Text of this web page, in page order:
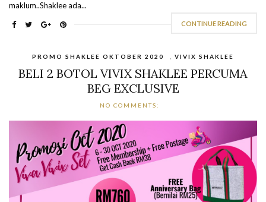
maklum..Shaklee ada...
CONTINUE READING
PROMO SHAKLEE OKTOBER 2020 VIVIX SHAKLEE
BELI 2 BOTOL VIVIX SHAKLEE PERCUMA
BEG EXCLUSIVE
NO COMMENTS: